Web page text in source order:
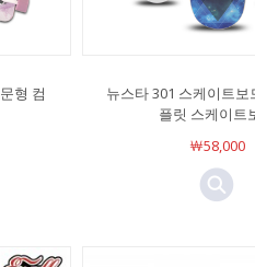
형 컴
뉴스타 301 스케이트보
플릿 스케이트
￦58,000